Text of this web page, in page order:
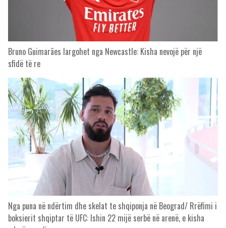
Bruno Guimarães largohet nga Newcastle: Kisha nevojë për një
sfidë të re
Nga puna në ndërtim dhe skelat te shqiponja në Beograd/ Rrëfimi i
boksierit shqiptar të UFC: Ishin 22 mijë serbë në arenë, e kisha